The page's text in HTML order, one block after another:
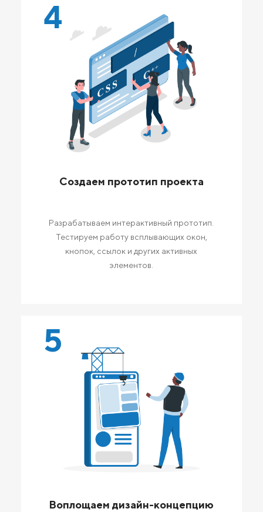
4
Создаем прототип проекта
Разрабатываем интерактивный прототип.
Тестируем работу всплывающих окон,
кнопок, ссылок и других активных
элементов.
5
Воплощаем дизайн-концепцию